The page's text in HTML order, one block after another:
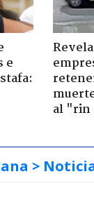
e
al "rin
>